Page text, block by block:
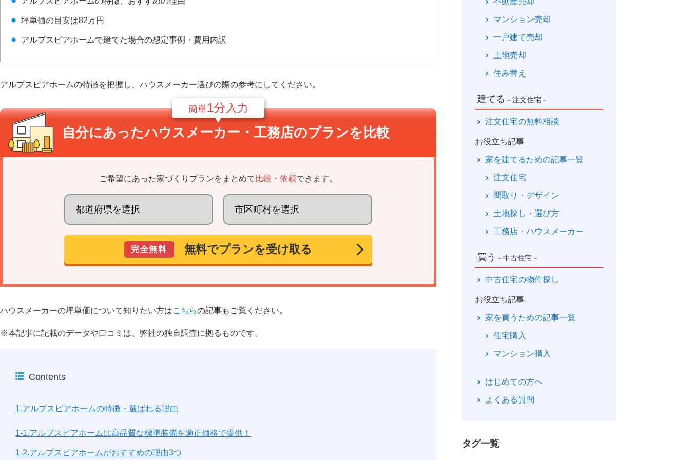
坪単価の目安は82万円
アルプスピアホームで建てた場合の想定事例・費用内訳
アルプスピアホームの特徴を把握し、ハウスメーカー選びの際の参考にしてください。
簡単1分 入力
自分にあったハウスメーカー・ 工務店のプランを比較
ご希望にあった家づくりプランをまとめて 比較・依頼できます。
完全無料 無料でプランを受け取る
ハウスメーカーの坪単価について知りたい方はこちらの記事もご覧ください。
※本記事に記載のデータや口コミは、弊社の独自調査に拠るものです。
Contents
1.アルプスピアホームの特徴・選ばれる理由
1-1.アルプスピアホームは高品質な標準装備を適正価格で提供！
1-2.アルプスピアホームがおすすめの理由3つ
マンション売却
一戸建て売却
土地売却
住み替え
建てる －注文住宅－
注文住宅の無料相談
お役立ち記事
家を建てるための記事一覧
注文住宅
間取り・デザイン
土地探し・選び方
工務店・ハウスメーカー
買う －中古住宅－
中古住宅の物件探し
お役立ち記事
家を買うための記事一覧
住宅購入
マンション購入
はじめての方へ
よくある質問
タグ一覧